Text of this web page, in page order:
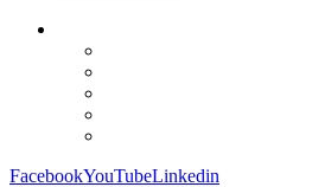
FacebookYouTubeLinkedin